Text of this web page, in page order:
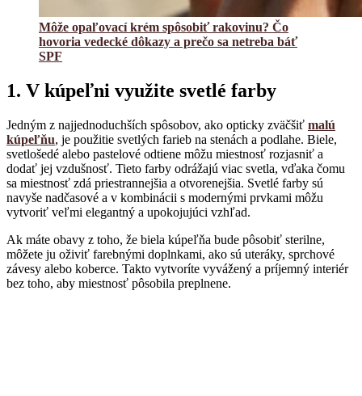
Môže opaľovací krém spôsobiť rakovinu? Čo
hovoria vedecké dôkazy a prečo sa netreba báť
SPF
1. V kúpeľni využite svetlé farby
Jedným z najjednoduchších spôsobov, ako opticky zväčšiť malú
kúpeľňu, je použitie svetlých farieb na stenách a podlahe. Biele,
svetlošedé alebo pastelové odtiene môžu miestnosť rozjasniť a
dodať jej vzdušnosť. Tieto farby odrážajú viac svetla, vďaka čomu
sa miestnosť zdá priestrannejšia a otvorenejšia. Svetlé farby sú
navyše nadčasové a v kombinácii s modernými prvkami môžu
vytvoriť veľmi elegantný a upokojujúci vzhľad.
Ak máte obavy z toho, že biela kúpeľňa bude pôsobiť sterilne,
môžete ju oživiť farebnými doplnkami, ako sú uteráky, sprchové
závesy alebo koberce. Takto vytvoríte vyvážený a príjemný interiér
bez toho, aby miestnosť pôsobila preplnene.